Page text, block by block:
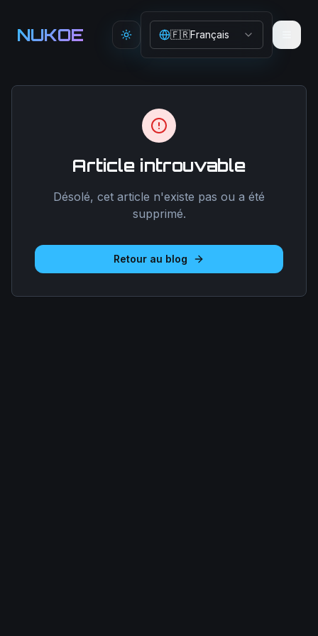
NUKOE Toggle theme
🇫🇷Français
Article introuvable
Désolé, cet article n'existe pas ou a été
supprimé.
Retour au blog